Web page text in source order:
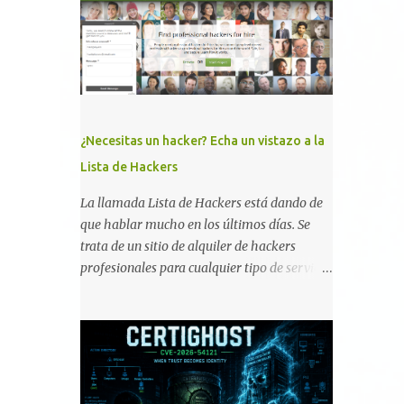
memoria RAM está disponible en el
smartphone o la tablet *#*#34971539#*#* :
Visualiza la información detallada d...
¿Necesitas un hacker? Echa un vistazo a la
Lista de Hackers
La llamada Lista de Hackers está dando de
que hablar mucho en los últimos días. Se
trata de un sitio de alquiler de hackers
profesionales para cualquier tipo de servicio.
discreción, comunicaciones cifradas y la
garantía de que ningún servicio será
demasiado difícil para los talentos que
pueden ser contratados desde la plataforma.